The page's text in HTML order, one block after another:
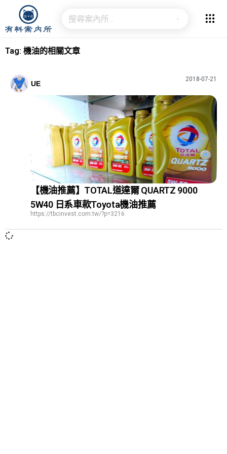
Tag: 機油的相關文章
UE
2018-07-21
【機油推薦】TOTAL道達爾 QUARTZ 9000
5W40 日系車款Toyota機油推薦
https://tbcinvest.com.tw/?p=3216